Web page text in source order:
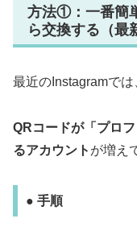
方法①：一番簡
ら交換する（最
最近のInstagramでは
QRコードが「プロ
るアカウント が増え
● 手順